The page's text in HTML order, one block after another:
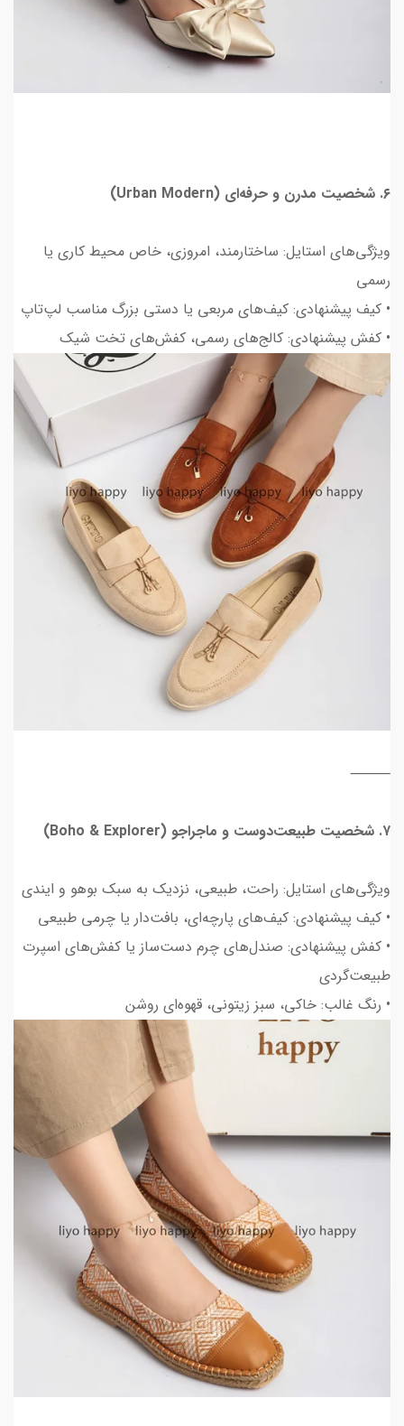
۶. شخصیت مدرن و حرفه‌ای (Urban Modern)
ویژگی‌های استایل: ساختارمند، امروزی، خاص محیط کاری یا
رسمی
• کیف پیشنهادی: کیف‌های مربعی یا دستی بزرگ مناسب لپ‌تاپ
• کفش پیشنهادی: کالج‌های رسمی، کفش‌های تخت شیک
⸻
۷. شخصیت طبیعت‌دوست و ماجراجو (Boho & Explorer)
ویژگی‌های استایل: راحت، طبیعی، نزدیک به سبک بوهو و ایندی
• کیف پیشنهادی: کیف‌های پارچه‌ای، بافت‌دار یا چرمی طبیعی
• کفش پیشنهادی: صندل‌های چرم دست‌ساز یا کفش‌های اسپرت
طبیعت‌گردی
• رنگ غالب: خاکی، سبز زیتونی، قهوه‌ای روشن